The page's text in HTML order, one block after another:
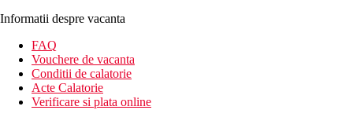
Informatii despre vacanta
FAQ
Vouchere de vacanta
Conditii de calatorie
Acte Calatorie
Verificare si plata online